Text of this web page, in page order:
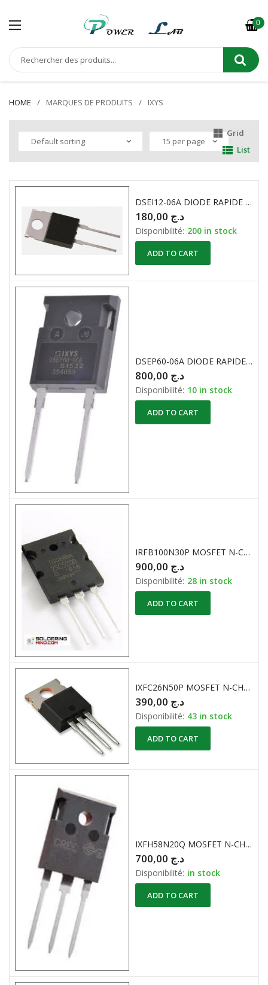
0
HOME MARQUES DE PRODUITS IXYS
Grid
List
DSEI12-06A DIODE RAPIDE 600V 14A
د.ج
Disponibilité: 200 in stock
ADD TO CART
DSEP60-06A DIODE RAPIDE 600V / 60A
د.ج
Disponibilité: 10 in stock
ADD TO CART
IRFB100N30P MOSFET N-CHANNEL 300V 100A
د.ج
Disponibilité: 28 in stock
ADD TO CART
IXFC26N50P MOSFET N-CHANNEL HiPefFET 500V / 23A 130W TO220 IXYS
د.ج
Disponibilité: 43 in stock
ADD TO CART
IXFH58N20Q MOSFET N-CHANNEL 200V 58A 300W
د.ج
Disponibilité: in stock
ADD TO CART